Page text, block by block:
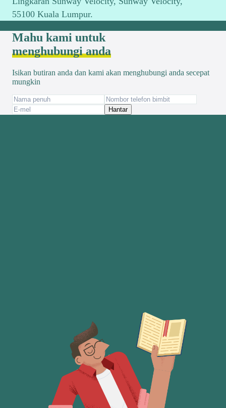
55100 Kuala Lumpur.
Mahu kami untuk
menghubungi anda
Isikan butiran anda dan kami akan menghubungi anda secepat
mungkin
Hantar